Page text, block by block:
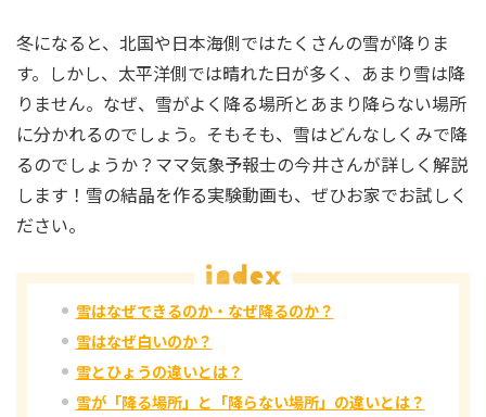
冬になると、北国や日本海側ではたくさんの雪が降りま
す。しかし、太平洋側では晴れた日が多く、あまり雪は降
りません。なぜ、雪がよく降る場所とあまり降らない場所
に分かれるのでしょう。そもそも、雪はどんなしくみで降
るのでしょうか？ママ気象予報士の今井さんが詳しく解説
します！雪の結晶を作る実験動画も、ぜひお家でお試しく
ださい。
雪はなぜできるのか・なぜ降るのか？
雪はなぜ白いのか？
雪とひょうの違いとは？
雪が「降る場所」と「降らない場所」の違いとは？